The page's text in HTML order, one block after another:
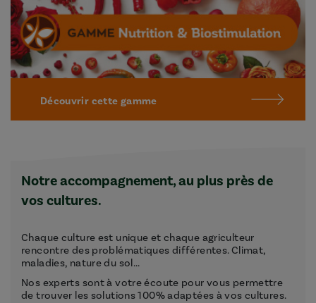
Découvrir cette gamme
Notre accompagnement, au plus près de
vos cultures.
Chaque culture est unique et chaque agriculteur
rencontre des problématiques différentes. Climat,
maladies, nature du sol...
Nos experts sont à votre écoute pour vous permettre
de trouver les solutions 100% adaptées à vos cultures.